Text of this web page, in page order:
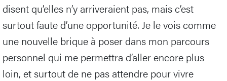
disent qu’elles n’y arriveraient pas, mais c’est
surtout faute d’une opportunité. Je le vois comme
une nouvelle brique à poser dans mon parcours
personnel qui me permettra d’aller encore plus
loin, et surtout de ne pas attendre pour vivre